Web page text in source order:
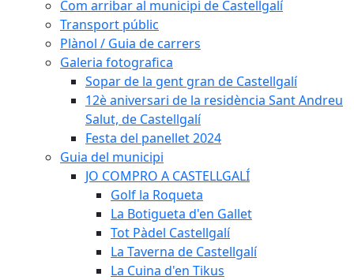
Com arribar al municipi de Castellgalí
Transport públic
Plànol / Guia de carrers
Galeria fotografica
Sopar de la gent gran de Castellgalí
12è aniversari de la residència Sant Andreu
Salut, de Castellgalí
Festa del panellet 2024
Guia del municipi
JO COMPRO A CASTELLGALÍ
Golf la Roqueta
La Botigueta d'en Gallet
Tot Pàdel Castellgalí
La Taverna de Castellgalí
La Cuina d'en Tikus